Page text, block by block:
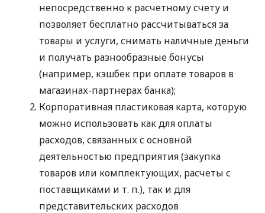
непосредственно к расчетному счету и
позволяет бесплатно рассчитываться за
товары и услуги, снимать наличные деньги
и получать разнообразные бонусы
(например, кэшбек при оплате товаров в
магазинах-партнерах банка);
Корпоративная пластиковая карта, которую
можно использовать как для оплаты
расходов, связанных с основной
деятельностью предприятия (закупка
товаров или комплектующих, расчеты с
поставщиками и т. п.), так и для
представительских расходов